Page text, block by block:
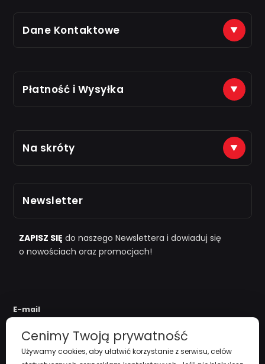
Dane Kontaktowe
(+48) 888 561 463
na e-maile odpisujemy od 8.00 do 16.00
Płatność i Wysyłka
Just7Gym
i "przy zamówieniu powyżej 1000zł
Na skróty
Zarejestruj się
Regulamin
Newsletter
ZAPISZ SIĘ do naszego Newslettera i dowiaduj się
o nowościach oraz promocjach!
E-mail
Cenimy Twoją prywatność
Używamy cookies, aby ułatwić korzystanie z serwisu, celów